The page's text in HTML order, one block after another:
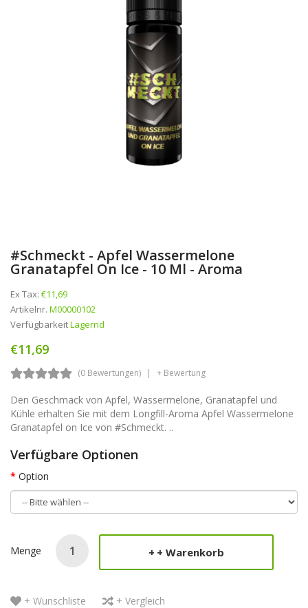
#Schmeckt - Apfel Wassermelone
Granatapfel On Ice - 10 Ml - Aroma
Ex Tax: €11,69
Artikelnr. M00000102
VerfügbarkeitLagernd
€11,69
(0 Bewertungen) + Bewertung
Den Geschmack von Apfel, Wassermelone, Granatapfel und
Kühle erhalten Sie mit dem Longfill-Aroma Apfel Wassermelone
Granatapfel on Ice von #Schmeckt. ..
Verfügbare Optionen
Option
Menge + Warenkorb
+ Wunschliste + Vergleich